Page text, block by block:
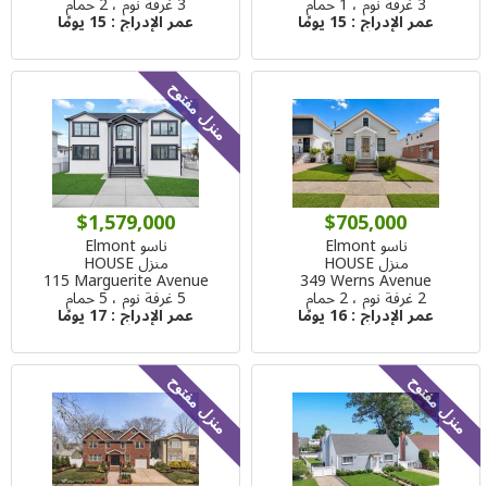
عمر الإدراج : 15 يومًا عمر الإدراج : 15 يومًا
$705,000
ناسو Elmont
منزل HOUSE
349 Werns Avenue
2 غرفة نوم ، 2 حمام
عمر الإدراج :16 يومًا
منزل مفتوح
$1,579,000
ناسو Elmont
منزل HOUSE
115 Marguerite Avenue
5 غرفة نوم ، 5 حمام
عمر الإدراج :17 يومًا
منزل مفتوح منزل مفتوح